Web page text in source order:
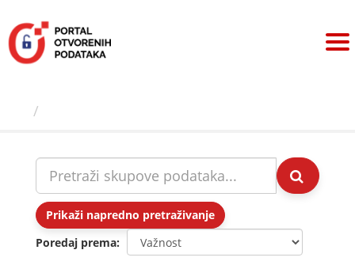
sadržaj
Prikaži napredno pretraživanje
Poredaj prema